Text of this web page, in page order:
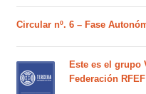
Circular nº. 6 – Fase
Este es el grupo
Federación